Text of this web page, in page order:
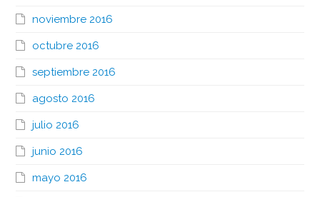
noviembre 2016
octubre 2016
septiembre 2016
agosto 2016
julio 2016
junio 2016
mayo 2016